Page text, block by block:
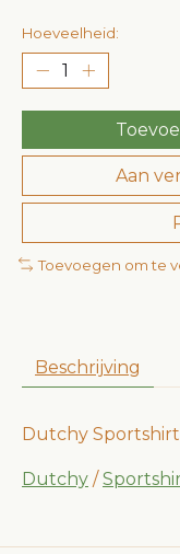
Hoeveelheid:
Aan
Toevoegen om te
Beschrijving
Dutchy
Dutchy /